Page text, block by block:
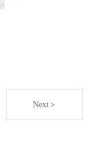
Next＞